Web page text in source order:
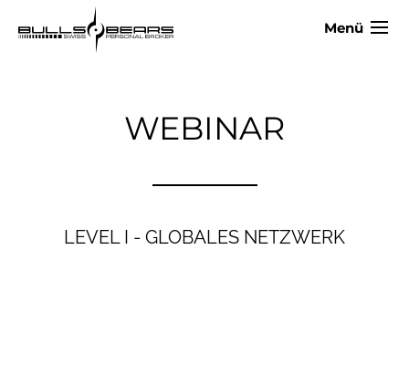
Menü
WEBINAR
LEVEL I - GLOBALES NETZWERK